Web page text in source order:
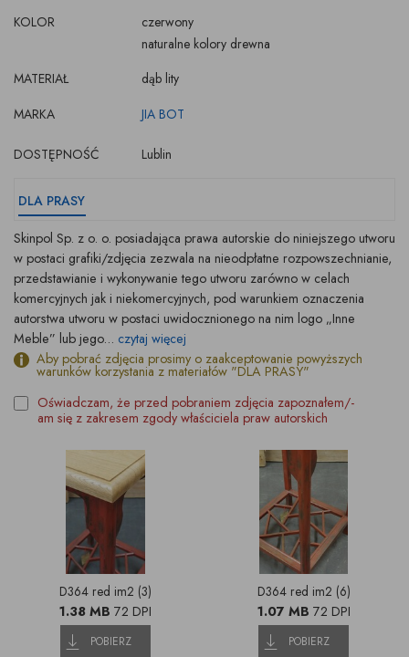
KOLOR
czerwony
naturalne kolory drewna
MATERIAŁ
dąb lity
MARKA
JIA BOT
DOSTĘPNOŚĆ Lublin
DLA PRASY
Skinpol Sp. z o. o. posiadająca prawa autorskie do niniejszego utworu
w postaci grafiki/zdjęcia zezwala na nieodpłatne rozpowszechnianie,
przedstawianie i wykonywanie tego utworu zarówno w celach
komercyjnych jak i niekomercyjnych, pod warunkiem oznaczenia
autorstwa utworu w postaci uwidocznionego na nim logo „Inne
Meble” lub jego... czytaj więcej
Aby pobrać zdjęcia prosimy o zaakceptowanie powyższych
warunków korzystania z materiałów "DLA PRASY"
Oświadczam, że przed pobraniem zdjęcia zapoznałem/-
am się z zakresem zgody właściciela praw autorskich
D364 red im2 (3)
1.38 MB 72 DPI
POBIERZ
D364 red im2 (6)
1.07 MB 72 DPI
POBIERZ